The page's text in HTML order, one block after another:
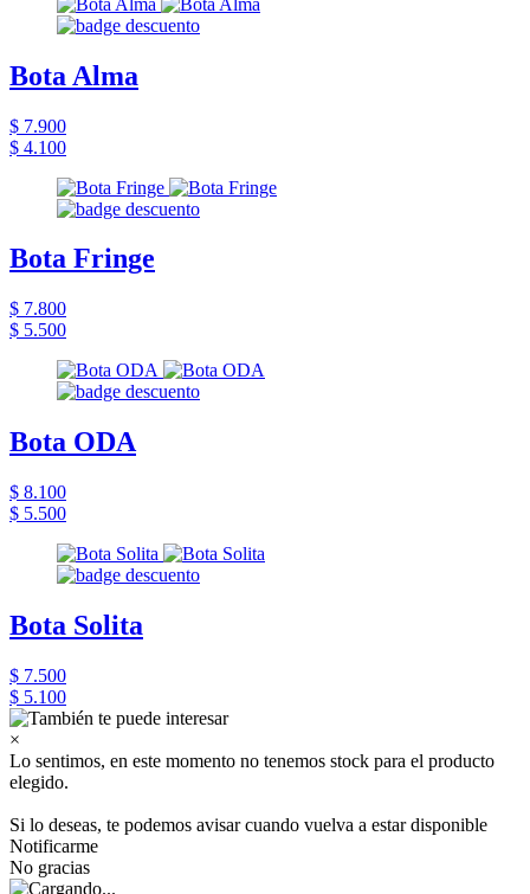
Bota Alma
$ 7.900
$ 4.100
Bota Fringe
$ 7.800
$ 5.500
Bota ODA
$ 8.100
$ 5.500
Bota Solita
$ 7.500
$ 5.100
×
Lo sentimos, en este momento no tenemos stock para el producto
elegido.
Si lo deseas, te podemos avisar cuando vuelva a estar disponible
Notificarme
No gracias